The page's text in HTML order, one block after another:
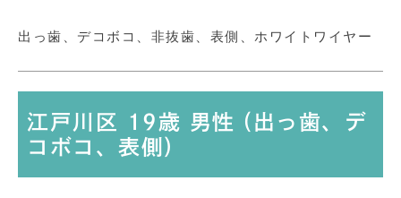
出っ歯、デコボコ、非抜歯、表側、ホワイトワイヤー
江戸川区 19歳 男性 (出っ歯、デ
コボコ、表側)